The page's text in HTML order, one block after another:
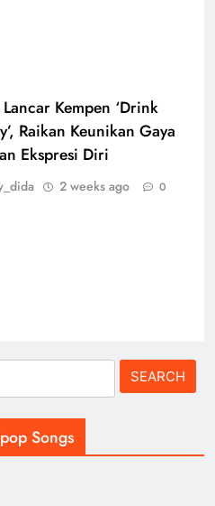
Kempen ‘Drink
Raikan Keunikan Gaya
Ekspresi Diri
2 weeks ago 0
Songs